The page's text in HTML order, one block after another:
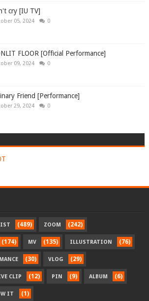
cry [IU TV]
05, 2024 0
FLOOR [Official Performance]
09, 2024 0
Friend [Performance]
29, 2024 0
(489) ZOOM (242)
(174) MV (135) ILLUSTRATION (76)
(30) VLOG (29)
CLIP (12) PIN (9) ALBUM (6)
IT (1)